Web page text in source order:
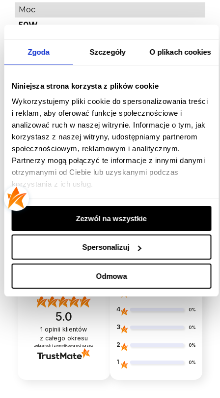
Zgoda Szczegóły O plikach cookies
Niniejsza strona korzysta z plików cookie
Wykorzystujemy pliki cookie do spersonalizowania treści
i reklam, aby oferować funkcje społecznościowe i
analizować ruch w naszej witrynie. Informacje o tym, jak
korzystasz z naszej witryny, udostępniamy partnerom
społecznościowym, reklamowym i analitycznym.
Partnerzy mogą połączyć te informacje z innymi danymi
otrzymanymi od Ciebie lub uzyskanymi podczas
korzystania z ich usług.
Zezwól na wszystkie
Spersonalizuj
Odmowa
Moc
50W
Zimna
187 mm
Wymiary
301 mm
PVC , SZKŁO, METAL
Do użytku
zewnętrznego
Kolor Światła
BIAŁY ZIMNY
(1)
5.0
1 opinii klientów
z całego okresu
zebranych i zweryfikowanych przez
4 0%
3 0%
2 0%
1 0%